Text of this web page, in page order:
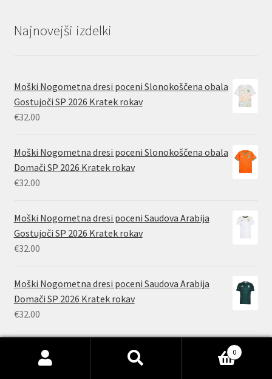
Najnovejši izdelki
Moški Nogometna dresi poceni Slonokoščena obala
Gostujoči SP 2026 Kratek rokav
€32.00
Moški Nogometna dresi poceni Slonokoščena obala
Domači SP 2026 Kratek rokav
€32.00
Moški Nogometna dresi poceni Saudova Arabija
Gostujoči SP 2026 Kratek rokav
€32.00
Moški Nogometna dresi poceni Saudova Arabija
Domači SP 2026 Kratek rokav
€32.00
Moški Nogometna dresi poceni Katar Gostujoči SP
2026 Kratek rokav
0